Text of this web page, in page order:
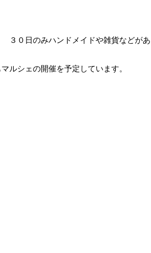
３０日のみハンドメイドや雑貨などが
ルシェの開催を予定しています。